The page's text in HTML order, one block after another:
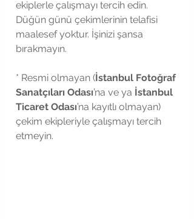
ekiplerle çalışmayı tercih edin.
Düğün günü çekimlerinin telafisi
maalesef yoktur. İşinizi şansa
bırakmayın.
* Resmi olmayan (İstanbul Fotoğraf
Sanatçıları Odası’na ve ya İstanbul
Ticaret Odası’na kayıtlı olmayan)
çekim ekipleriyle çalışmayı tercih
etmeyin.